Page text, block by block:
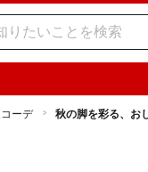
ーデ 秋の脚を彩る、お